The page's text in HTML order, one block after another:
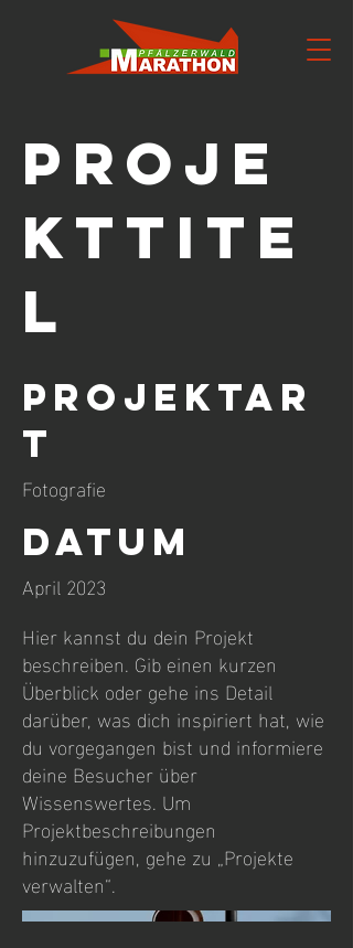
Proje
kttite
l
Projektar
t
Fotografie
Datum
April 2023
Hier kannst du dein Projekt
beschreiben. Gib einen kurzen
Überblick oder gehe ins Detail
darüber, was dich inspiriert hat, wie
du vorgegangen bist und informiere
deine Besucher über
Wissenswertes. Um
Projektbeschreibungen
hinzuzufügen, gehe zu „Projekte
verwalten“.